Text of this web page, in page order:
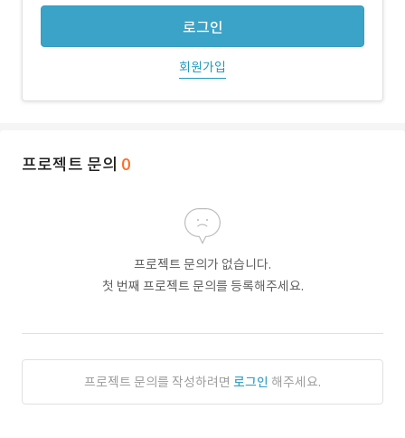
로그인
회원가입
프로젝트 문의 0
프로젝트 문의가 없습니다.
첫 번째 프로젝트 문의를 등록해주세요.
프로젝트 문의를 작성하려면 로그인 해주세요.